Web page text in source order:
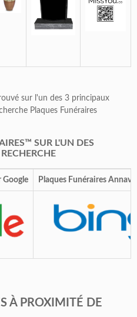
sur l'un des 3 principaux
Plaques Funéraires
SUR L'UN DES
Google Plaques Funéraires
À PROXIMITÉ DE